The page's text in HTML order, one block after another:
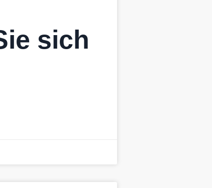
sich